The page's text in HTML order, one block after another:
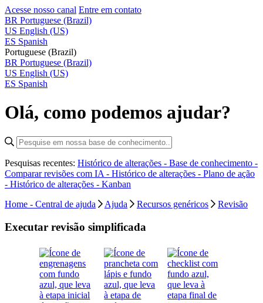
Acesse nosso canal Entre em contato
BR Portuguese (Brazil)
US English (US)
ES Spanish
Portuguese (Brazil)
BR Portuguese (Brazil)
US English (US)
ES Spanish
Olá, como podemos ajudar?
Pesquisas recentes: Histórico de alterações - Base de conhecimento -
Comparar revisões com IA - Histórico de alterações - Plano de ação
- Histórico de alterações - Kanban
Home - Central de ajuda
Ajuda Recursos genéricos Revisão
Executar revisão simplificada